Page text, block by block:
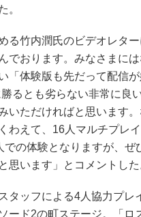
。
る竹内潤氏のビデオレタ
でおります。みなさまに
「体験版も先だって配信
るとも劣らない非常に良
いただければと思います
わえて、16人マルチプレ
での体験となりますが、
思います」とコメントした
タッフによる4人協力プレ
ード2の町ステージ。「ロ